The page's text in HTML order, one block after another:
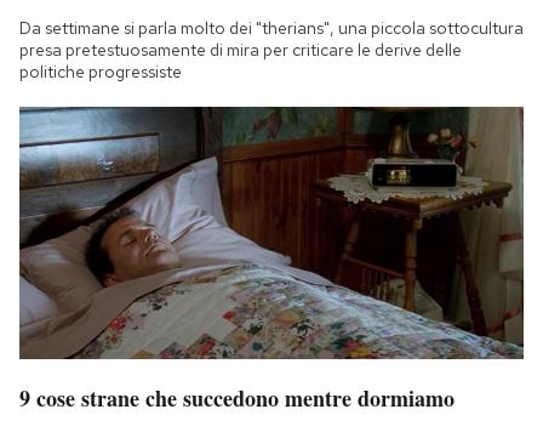
Da settimane si parla molto dei "therians", una piccola sottocultura
presa pretestuosamente di mira per criticare le derive delle
politiche progressiste
9 cose strane che succedono mentre dormiamo